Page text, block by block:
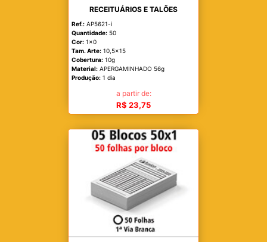
RECEITUÁRIOS E TALÕES
Ref.: AP5621-i
Quantidade: 50
Cor: 1x0
Tam. Arte: 10,5x15
Cobertura: 10g
Material: APERGAMINHADO 56g
Produção: 1 dia
a partir de:
R$ 23,75